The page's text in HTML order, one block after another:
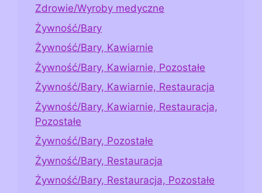
Zdrowie/Wyroby medyczne
Żywność/Bary
Żywność/Bary, Kawiarnie
Żywność/Bary, Kawiarnie, Pozostałe
Żywność/Bary, Kawiarnie, Restauracja
Żywność/Bary, Kawiarnie, Restauracja,
Pozostałe
Żywność/Bary, Pozostałe
Żywność/Bary, Restauracja
Żywność/Bary, Restauracja, Pozostałe